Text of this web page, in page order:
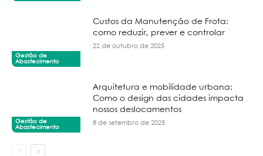
Gestão de
Abastecimento
Custos da Manutenção de Frota:
como reduzir, prever e controlar
22 de outubro de 2025
Gestão de
Abastecimento
Arquitetura e mobilidade urbana:
Como o design das cidades impacta
nossos deslocamentos
8 de setembro de 2025